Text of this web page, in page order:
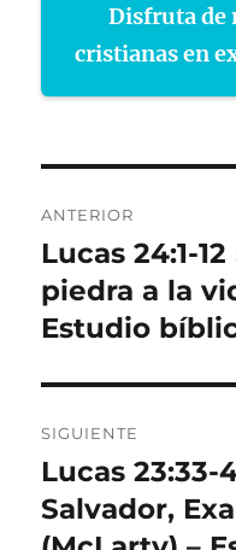
Disfruta de
cristianas en
de
entradas
ANTERIOR
Entrada
anterior:
Lucas 24:1-
piedra a la
Estudio
SIGUIENTE
Entrada
siguiente:
Lucas
Salvador,